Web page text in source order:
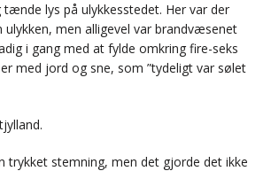
lys på ulykkesstedet. Her var der
ulykken, men alligevel var brandvæsenet
i gang med at fylde omkring fire-seks
med jord og sne, som ”tydeligt var sølet
trykket stemning, men det gjorde det ikke